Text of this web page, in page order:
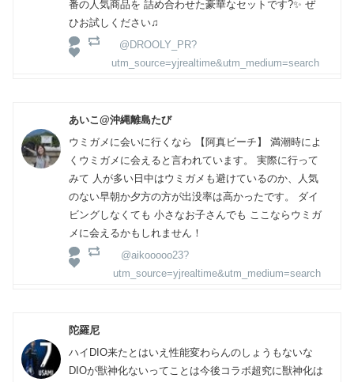
番の人気商品を 詰め合わせた豪華なセットです?✨ ぜ
ひお試しください♫
@DROOLY_PR?
utm_source=yjrealtime&utm_medium=search
あいこ@沖縄離島たび
ウミガメに会いに行くなら 【阿真ビーチ】 満潮時によ
くウミガメに会えると言われています。 実際に行って
みて 人が多い日中はウミガメも避けているのか、人気
のない早朝か夕方の方が出没率は高かったです。 ダイ
ビングしなくても 小さなお子さんでも ここならウミガ
メに会えるかもしれません！
@aikooooo23?
utm_source=yjrealtime&utm_medium=search
陀羅尼
ハイDIO来たとはいえ性能変わらんのしょうもないな
DIOが獣神化ないってことは今後コラボ超究に獣神化は